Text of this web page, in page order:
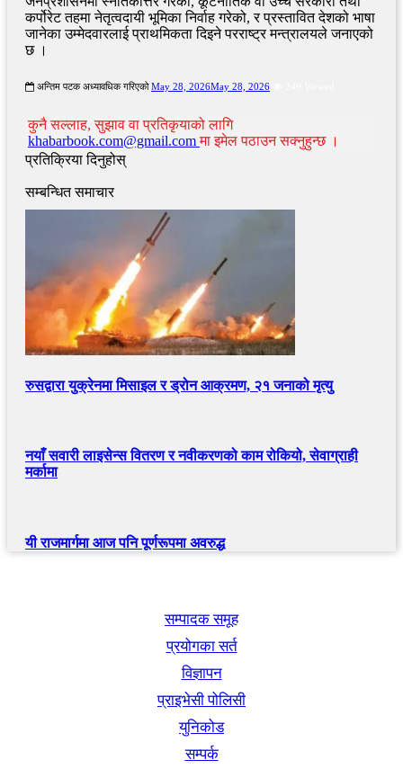
कर्पोरेट तहमा नेतृत्वदायी भूमिका निर्वाह गरेको, र प्रस्तावित देशको भाषा
जानेका उम्मेदवारलाई प्राथमिकता दिइने परराष्ट्र मन्त्रालयले जनाएको
छ ।
अन्तिम पटक अध्यावधिक गरिएको May 28, 2026May 28, 2026
कुनै सल्लाह, सुझाव वा प्रतिकृयाको लागि
khabarbook.com@gmail.comमा इमेल पठाउन सक्नुहुन्छ ।
प्रतिक्रिया दिनुहोस्
सम्बन्धित समाचार
रुसद्वारा युक्रेनमा मिसाइल र ड्रोन आक्रमण, २१ जनाको मृत्यु
नयाँ सवारी लाइसेन्स वितरण र नवीकरणको काम रोकियो, सेवाग्राही
मर्कामा
यी राजमार्गमा आज पनि पूर्णरूपमा अवरुद्ध
सम्पादक समूह
प्रयोगका सर्त
विज्ञापन
प्राइभेसी पोलिसी
युनिकोड
सम्पर्क